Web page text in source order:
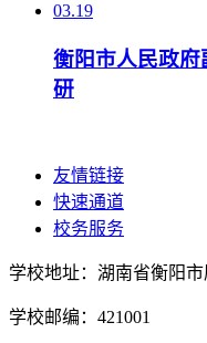
03.19
衡阳市人民政府
研
友情链接
快速通道
校务服务
学校地址：湖南省衡阳
学校邮编：421001